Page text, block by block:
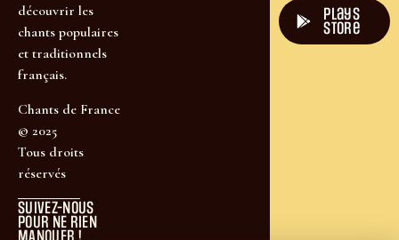
découvrir les
chants populaires
et traditionnels
français.
Chants de France
© 2025
Tous droits
réservés
SUIVEZ-NOUS
POUR NE RIEN
plays
store